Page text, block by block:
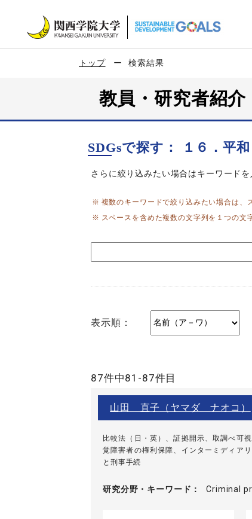
トップ 検索結果
教員・研究者紹
SDGsで探す： １６．平
さらに絞り込みたい場合はキーワード
複数のキーワードで絞り込みたい場合は、
スペースを含めた複数の文字列を１つの文
表示順：
87件中81-87件目
山田 直子（ヤマダ ナオコ）
比較法（日・英）、証拠開示、取調べ可
覚障害者の権利保障、インターミディア
と刑事手続
研究分野・ キーワード Criminal